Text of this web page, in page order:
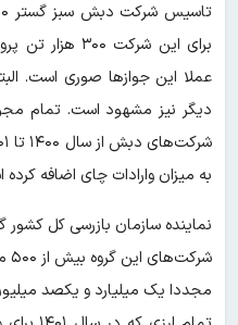
برای این شرکت
عملا این جوازها صوری است.
دیگر نیز مشهود است. تمام
به میزان وارادات چای اضافه
مجددا یک میلیارد و یکصد